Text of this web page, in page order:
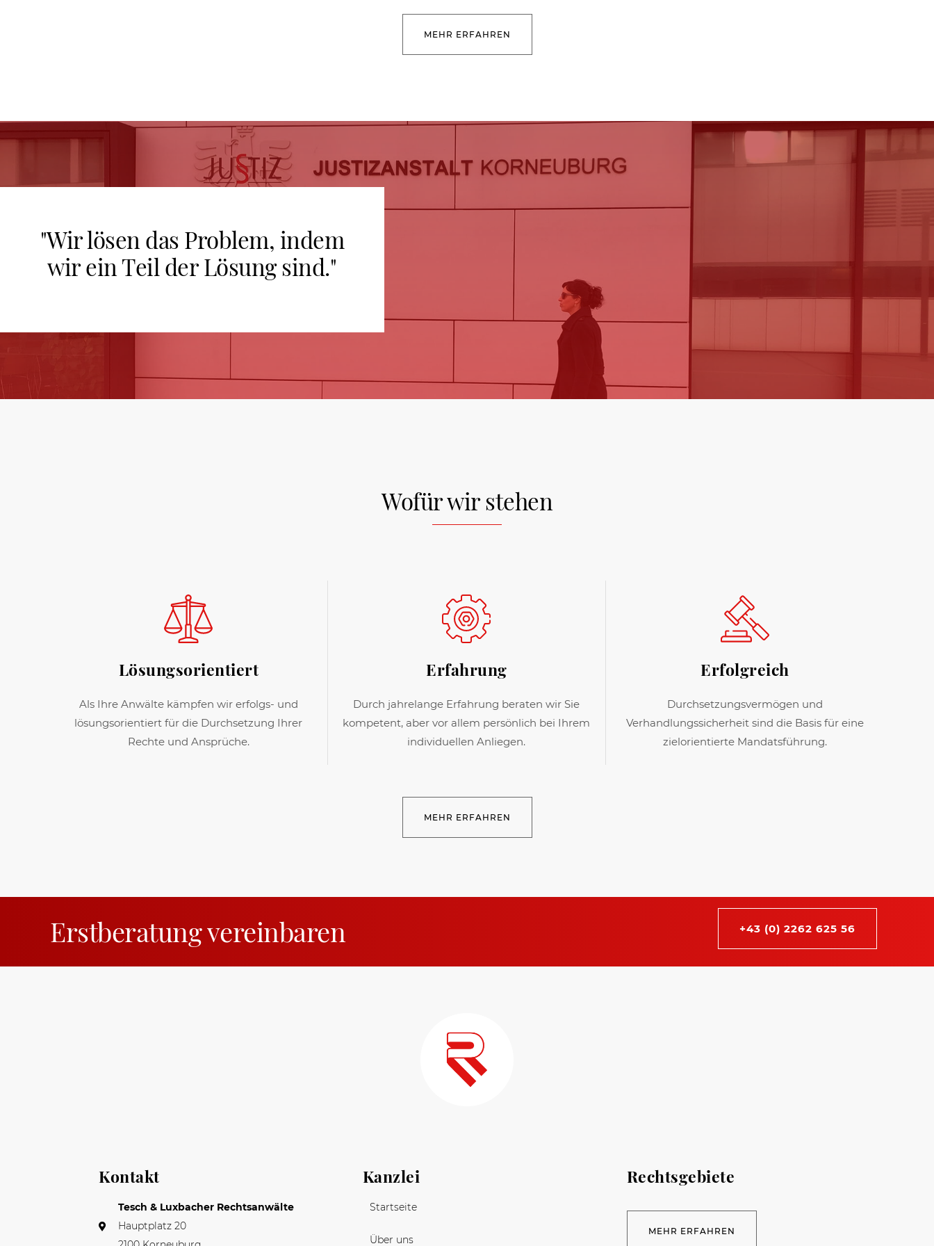
MEHR ERFAHREN
"Wir lösen das Problem, indem
wir ein Teil der Lösung sind."
Wofür wir stehen
Lösungsorientiert
Als Ihre Anwälte kämpfen wir erfolgs- und
lösungsorientiert für die Durchsetzung Ihrer
Rechte und Ansprüche.
Erfahrung
Durch jahrelange Erfahrung beraten wir Sie
kompetent, aber vor allem persönlich bei Ihrem
individuellen Anliegen.
Erfolgreich
Durchsetzungsvermögen und
Verhandlungssicherheit sind die Basis für eine
zielorientierte Mandatsführung.
MEHR ERFAHREN
Erstberatung vereinbaren +43 (0) 2262 625 56
Kontakt
Tesch & Luxbacher Rechtsanwälte
Hauptplatz 20
Kanzlei
Startseite
Über uns
Rechtsgebiete
MEHR ERFAHREN